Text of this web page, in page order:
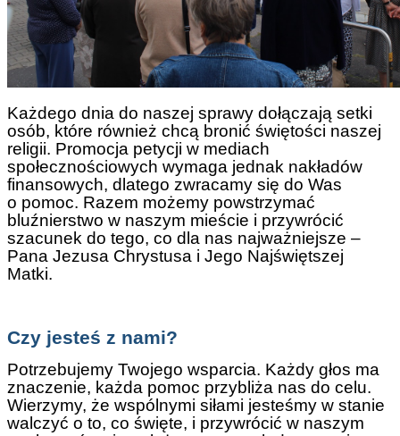
Każdego dnia do naszej sprawy dołączają setki
osób, które również chcą bronić świętości naszej
religii. Promocja petycji w mediach
społecznościowych wymaga jednak nakładów
finansowych, dlatego zwracamy się do Was
o pomoc. Razem możemy powstrzymać
bluźnierstwo w naszym mieście i przywrócić
szacunek do tego, co dla nas najważniejsze –
Pana Jezusa Chrystusa i Jego Najświętszej
Matki.
Czy jesteś z nami?
Potrzebujemy Twojego wsparcia. Każdy głos ma
znaczenie, każda pomoc przybliża nas do celu.
Wierzymy, że wspólnymi siłami jesteśmy w stanie
walczyć o to, co święte, i przywrócić w naszym